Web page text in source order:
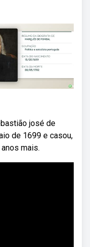
josé de
de 1699 e casou,
mais.